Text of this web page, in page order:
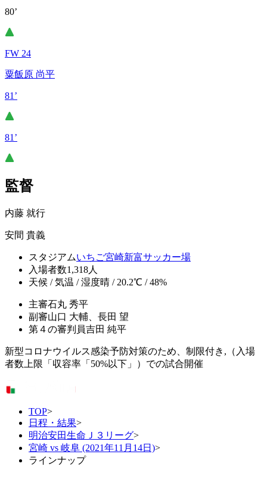
80’
FW 24
粟飯原 尚平
81’
81’
監督
内藤 就行
安間 貴義
スタジアムいちご宮崎新富サッカー場
入場者数1,318人
天候 / 気温 / 湿度晴 / 20.2℃ / 48%
主審石丸 秀平
副審山口 大輔、長田 望
第４の審判員吉田 純平
新型コロナウイルス感染予防対策のため、制限付き,（入場
者数上限「収容率「50%以下」）での試合開催
TOP>
日程・結果>
明治安田生命Ｊ３リーグ>
宮崎 vs 岐阜 (2021年11月14日)>
ラインナップ